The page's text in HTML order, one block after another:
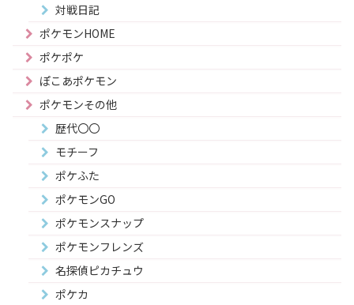
対戦日記
ポケモンHOME
ポケポケ
ぽこあポケモン
ポケモンその他
歴代〇〇
モチーフ
ポケふた
ポケモンGO
ポケモンスナップ
ポケモンフレンズ
名探偵ピカチュウ
ポケカ